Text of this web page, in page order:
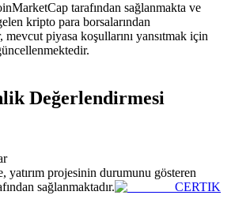
ticaret komisyonlarının tadını çıkarın
tarafından sağlanmakta ve
kripto para borsalarından
mevcut piyasa koşullarını yansıtmak için
Değerlendirmesi
yatırım projesinin durumunu gösteren
sağlanmaktadır.
CERTIK